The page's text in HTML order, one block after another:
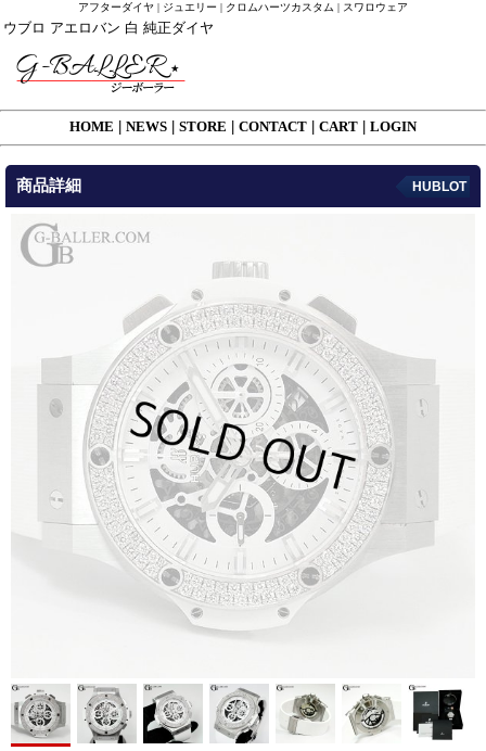
アフターダイヤ | ジュエリー | クロムハーツカスタム | スワロウェア
ウブロ アエロバン 白 純正ダイヤ
HOME NEWS STORE CONTACT CART LOGIN
商品詳細 HUBLOT